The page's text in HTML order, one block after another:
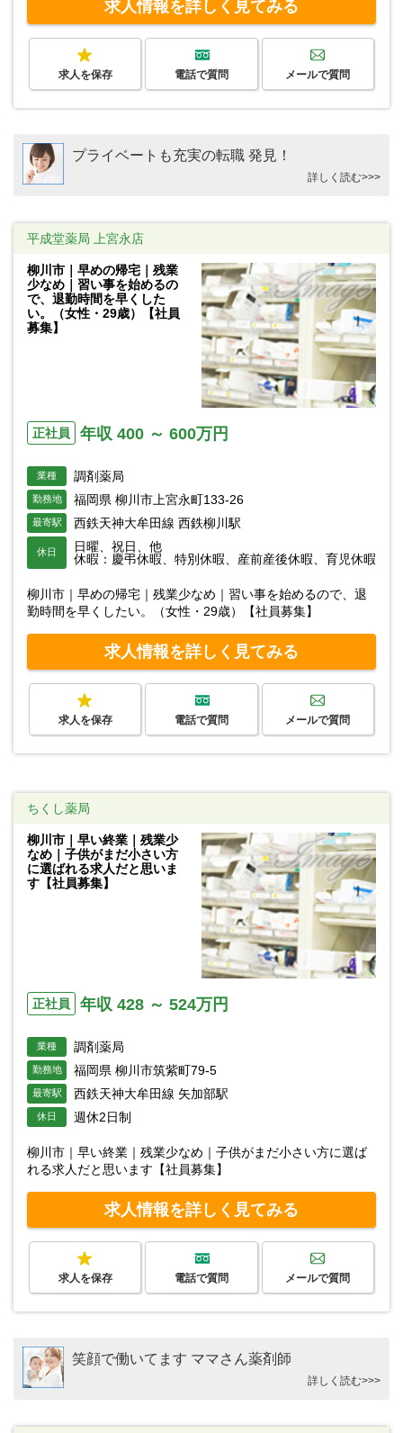
求人情報を詳しく見てみる
求人を保存 電話で質問 メールで質問
プライベートも充実の転職 発見！
詳しく読む>>>
平成堂薬局 上宮永店
柳川市｜早めの帰宅｜残業
少なめ｜習い事を始めるの
で、退勤時間を早くした
い。（女性・29歳）【社員
募集】
正社員 年収 400 ～ 600万円
業種 調剤薬局
勤務地 福岡県 柳川市上宮永町133-26
最寄駅 西鉄天神大牟田線 西鉄柳川駅
休日
日曜、祝日、他
休暇：慶弔休暇、特別休暇、産前産後休暇、育児休暇
柳川市｜早めの帰宅｜残業少なめ｜習い事を始めるので、退
勤時間を早くしたい。（女性・29歳）【社員募集】
求人情報を詳しく見てみる
求人を保存 電話で質問 メールで質問
ちくし薬局
柳川市｜早い終業｜残業少
なめ｜子供がまだ小さい方
に選ばれる求人だと思いま
す【社員募集】
正社員 年収 428 ～ 524万円
業種 調剤薬局
勤務地 福岡県 柳川市筑紫町79-5
最寄駅 西鉄天神大牟田線 矢加部駅
休日 週休2日制
柳川市｜早い終業｜残業少なめ｜子供がまだ小さい方に選ば
れる求人だと思います【社員募集】
求人情報を詳しく見てみる
求人を保存 電話で質問 メールで質問
笑顔で働いてます ママさん薬剤師
詳しく読む>>>